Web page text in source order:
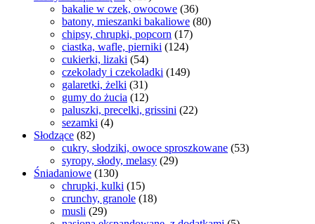
bakalie w czek, owocowe (36)
batony, mieszanki bakaliowe (80)
chipsy, chrupki, popcorn (17)
ciastka, wafle, pierniki (124)
cukierki, lizaki (54)
czekolady i czekoladki (149)
galaretki, żelki (31)
gumy do żucia (12)
paluszki, precelki, grissini (22)
sezamki (4)
Słodzące (82)
cukry, słodziki, owoce sproszkowane (53)
syropy, słody, melasy (29)
Śniadaniowe (130)
chrupki, kulki (15)
crunchy, granole (18)
musli (29)